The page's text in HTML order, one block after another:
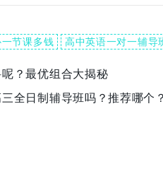
节课多钱 高中英语一对一辅导
？最优组合大揭秘
全日制辅导班吗？推荐哪个？